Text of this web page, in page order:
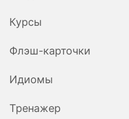
Курсы
Флэш-карточки
Идиомы
Тренажер